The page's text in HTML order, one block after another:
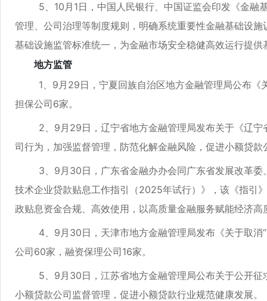
5、10月1日，中国人民银行、中国证监会印发《金融基
管理、公司治理等制度规则，明确系统重要性金融基础设
基础设施监管标准统一，为金融市场安全稳健高效运行提
地方监管
1、9月29日，宁夏回族自治区地方金融管理局公布《关
担保公司6家。
2、9月29日，辽宁省地方金融管理局发布关于《辽宁省
司行为，加强监督管理，防范化解金融风险，促进小额贷
3、9月30日，广东省金融办办会同广东省发展改革委、
技术企业贷款贴息工作指引（2025年试行）》，该《指引
政贴息资金合规、高效使用，以高质量金融服务赋能经济高
4、9月30日，天津市地方金融管理局发布《关于取消“
公司60家，融资保理公司16家。
5、9月30日，江苏省地方金融管理局公布关于公开征求
小额贷款公司监督管理，促进小额贷款行业规范健康发展。